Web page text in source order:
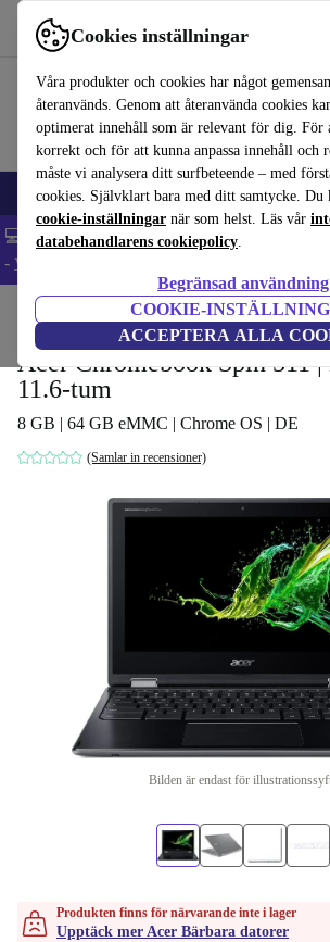
Cookies inställningar
Våra produkter och cookies har något
återanvänds. Genom att återanvända cookies
optimerat innehåll som är relevant för dig. För
korrekt och för att kunna anpassa innehåll och
måste vi analysera ditt surfbeteende – med
cookies. Självklart bara med ditt samtycke. Du
cookie-inställningar när som helst. Läs vår
databehandlarens cookiepolicy.
Begränsad användning
COOKIE-
ACCEPTERA ALLA
Använd refurbed snabbt och enkelt
🎒 Back to school Mobiltelefoner Bärbara
💻 Extra 5% rabatt på alla MacBooks och
- Villkor
Laptops Acer Bärbara datorer
Acer Chromebook Spin 511 |
11.6-tum
8 GB | 64 GB eMMC | Chrome OS | DE
(Samlar in recensioner)
Bilden är endast för
Produkten finns för närvarande inte i lager
Upptäck mer Acer Bärbara datorer